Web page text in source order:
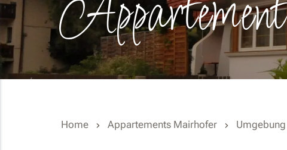
Home Appartements Mairhofer Umgebung